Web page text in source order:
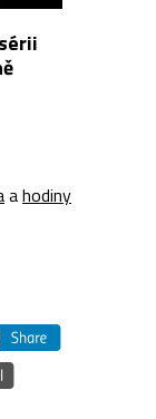
ahodiny